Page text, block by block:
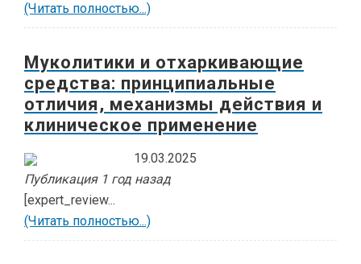
(Читать полностью...)
Муколитики и отхаркивающие
средства: принципиальные
отличия, механизмы действия и
клиническое применение
19.03.2025
Публикация 1 год назад
[expert_review...
(Читать полностью...)